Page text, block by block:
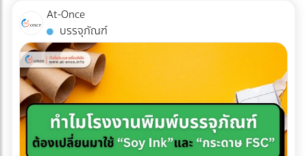
ย่อมมีราคาสูงกว่าขนส่งทั่วไปประมาณ 20-30% แต่ในมุมมอง
ของการบริหารความเสี่ยง (Risk Management) การลงทุนตรง
นี้ "คุ้มค่ามหาศาล" เมื่อเทียบกับสิ่งที่คุณต้องเสียหากเกิดข้อผิด
พลาด เช่น ค่าซ่อมแซมอะไหล่หลักแสน, ค่าเสียโอกาสจากการ
เลื่อนวันเปิดคลินิก, ค่าปรับจากโรงพยาบาล หรือแม้แต่การถูก
บริษัทประกันปฏิเสธความคุ้มครองเพราะใช้ระบบขนส่งที่ไม่ได้
มาตรฐาน การเลือกใช้บริการขนส่งเฉพาะทางจึงเปรียบเสมือน
การซื้อ "ความสบายใจ" และ "ความมั่นคง" ให้กับธุรกิจของคุณ
ครับ ???? อุปกรณ์การแพทย์ของคุณมีมูลค่าสูงเกินกว่าจะฝากไว้
อุปกรณ์เหล่านี้เพียงหลักพัน สามารถนำมาตั้งเป็นแพ็กเกจ "Pro
Nomad" ที่ชาร์จราคาเพิ่มได้เดือนละหลายพันบาท แถมยังเป็น
สเปกที่ดึงดูดใจชาว Remote Worker ขั้นสุด 3. ยิงโฆษณาแบบ
เจาะจงเป้าหมาย (Precision Targeting Ads) เลิกหว่านโฆษณา
กว้างๆ แล้วหันมาใช้กลยุทธ์ยิงแอด (Digital Ads) เจาะกลุ่มคน
ต่างชาติที่ทำงานออนไลน์ เช่น ค้นหาผู้ที่สนใจ "Work from
Thailand", "Digital Nomad Visa Thailand" หรือทำ
Retargeting ไปยังกลุ่มที่เคยเข้ามาดูเว็บไซต์ของคุณแต่ยังไม่
ตัดสินใจจอง อย่าปล่อยให้โอกาสหลุดลอยไป... ให้ At-once ช่วย
ทางการเงินแบบนี้อยู่ นี่คือ 5 สัญญาณอันตรายที่ AI ของ
สรรพากรจะจัดว่าบริษัทคุณเป็น "กลุ่มเสี่ยงสูง (High Risk)"
ทันที: 1. ข้อมูล e-Tax ไม่ตรงกับ Statement ธนาคาร AI
สามารถดึงข้อมูลความเคลื่อนไหวของบัญชีธนาคาร (ที่เข้าเกณฑ์
รายงาน) มาจับคู่กับรายได้ที่คุณสำแดงผ่านระบบ e-Tax Invoice
และ e-Withholding Tax หากมีเงินโอนเข้าบัญชีบริษัทจำนวนมาก
แต่ยอดขายที่แจ้งเสียภาษีกลับต่ำเตี้ยเรี่ยดิน ระบบจะตีธงแดงทันที
2. ขาดทุนสะสมติดต่อกัน... แต่เจ้าของรวยขึ้น บริษัทแจ้งงบการ
At-Once
บรรจุภัณฑ์